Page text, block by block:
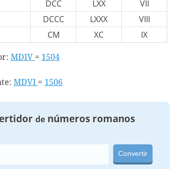
DCC LXX
VII
DCCC LXXX
VIII
CM XC IX
MDIV = 1504
MDVI = 1506
denúmeros romanos
Convertir